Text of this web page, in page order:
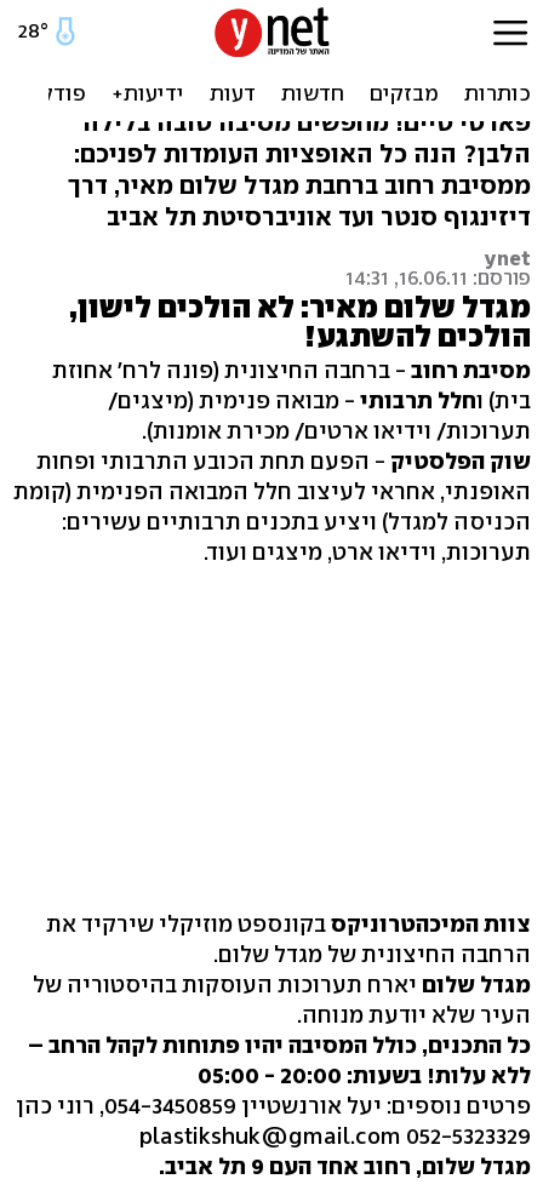
לילה לבן: כל המסיבות בתל
פארטי טיים! מחפשים מסיבה טובה בלילה
הלבן? הנה כל האופציות העומדות לפניכם:
ממסיבת רחוב ברחבת מגדל שלום מאיר, דרך
דיזינגוף סנטר ועד אוניברסיטת תל אביב
ynet
פורסם: 16.06.11, 14:31
מגדל שלום מאיר: לא הולכים לישון,
הולכים להשתגע!
מסיבת רחוב - ברחבה החיצונית (פונה לרח' אחוזת
בית) וחלל תרבותי - מבואה פנימית (מיצגים/
תערוכות/ וידיאו ארטים/ מכירת אומנות).
שוק הפלסטיק - הפעם תחת הכובע התרבותי ופחות
האופנתי, אחראי לעיצוב חלל המבואה הפנימית (קומת
הכניסה למגדל) ויציע בתכנים תרבותיים עשירים:
תערוכות, וידיאו ארט, מיצגים ועוד.
צוות המיכהטרוניקסבקונספט מוזיקלי שירקיד את
הרחבה החיצונית של מגדל שלום.
מגדל שלום יארח תערוכות העוסקות בהיסטוריה של
העיר שלא יודעת מנוחה.
כל התכנים, כולל המסיבה יהיו פתוחות לקהל הרחב –
ללא עלות! בשעות: 20:00 - 05:00
פרטים נוספים: יעל אורנשטיין 054-3450859, רוני כהן
052-5323329 plastikshuk@gmail.com
מגדל שלום, רחוב אחד העם 9 תל אביב.